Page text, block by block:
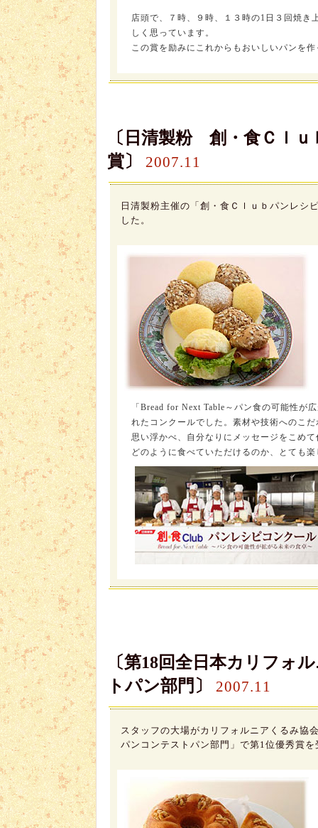
店頭で、７時、９時、１３時の1日３回焼き
しく思っています。
この賞を励みにこれからもおいしいパンを
〔日清製粉 創・食Ｃｌ
賞〕 2007.11
日清製粉主催の「創・食Ｃｌｕｂパンレシ
した。
「Bread for Next Table～パン食の可能性
れたコンクールでした。素材や技術へのこ
思い浮かべ、自分なりにメッセージをこめ
どのように食べていただけるのか、とても
〔第18回全日本カリフォ
トパン部門〕
2007.11
スタッフの大場がカリフォルニアくるみ協
パンコンテスト パン部門」で第1位優秀賞